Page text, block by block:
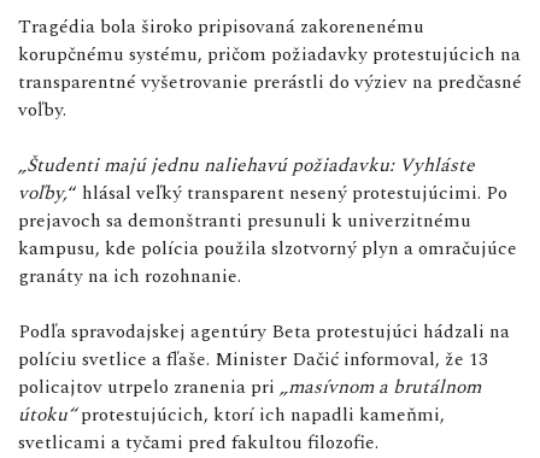
Tragédia bola široko pripisovaná zakorenenému
korupčnému systému, pričom požiadavky protestujúcich na
transparentné vyšetrovanie prerástli do výziev na predčasné
voľby.
„Študenti majú jednu naliehavú požiadavku: Vyhláste
voľby,“ hlásal veľký transparent nesený protestujúcimi. Po
prejavoch sa demonštranti presunuli k univerzitnému
kampusu, kde polícia použila slzotvorný plyn a omračujúce
granáty na ich rozohnanie.
Podľa spravodajskej agentúry Beta protestujúci hádzali na
políciu svetlice a fľaše. Minister Dačić informoval, že 13
policajtov utrpelo zranenia pri „masívnom a brutálnom
útoku“protestujúcich, ktorí ich napadli kameňmi,
svetlicami a tyčami pred fakultou filozofie.